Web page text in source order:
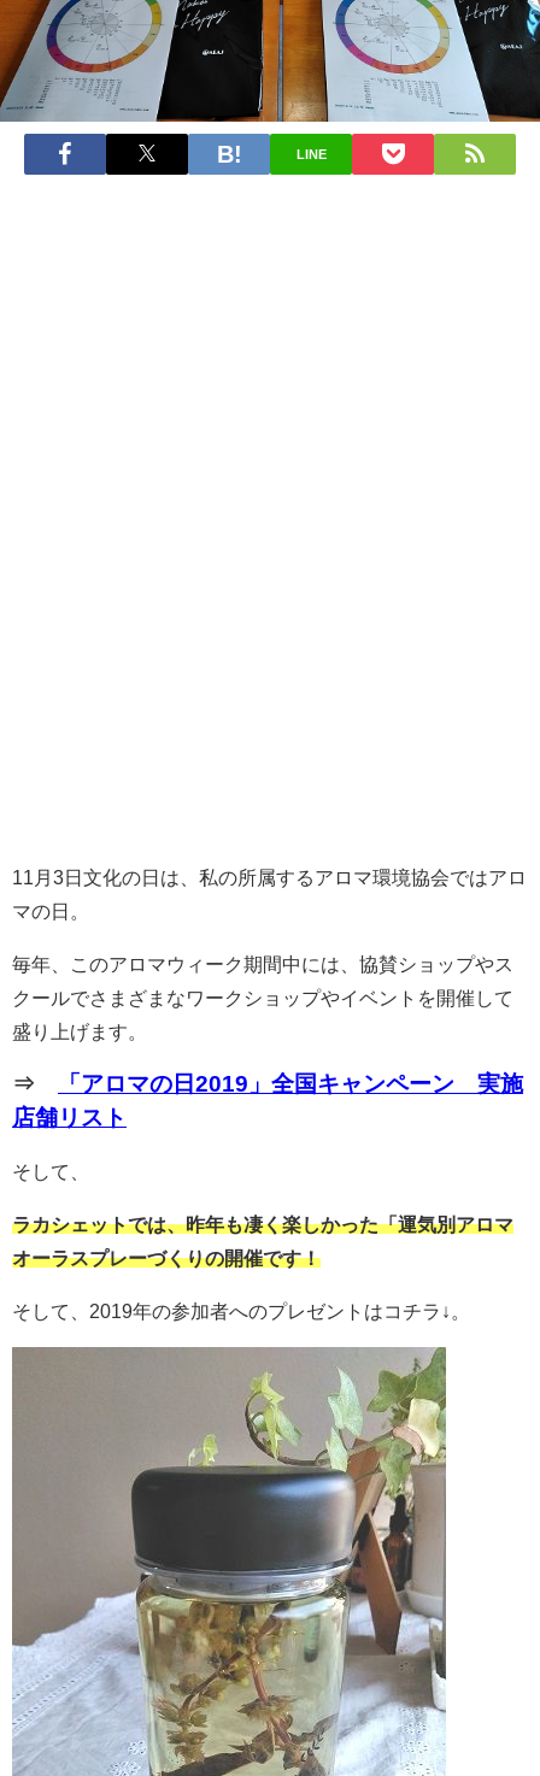
LINE
11月3日文化の日は、私の所属するアロマ環境協会ではアロ
マの日。
毎年、このアロマウィーク期間中には、協賛ショップやス
クールでさまざまなワークショップやイベントを開催して
盛り上げます。
⇒
「アロマの日2019」全国キャンペーン 実施
店舗リスト
そして、
ラカシェットでは、昨年も凄く楽しかった「運気別アロマ
オーラスプレーづくりの開催です！
そして、2019年の参加者へのプレゼントはコチラ↓。